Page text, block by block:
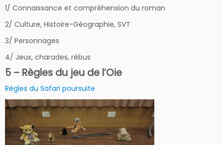
1/ Connaissance et compréhension du roman
2/ Culture, Histoire-Géographie, SVT
3/ Personnages
4/ Jeux, charades, rébus
5 – Règles du jeu de l’Oie
Règles du Safari poursuite